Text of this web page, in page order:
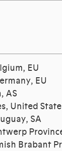
EU
EU
AS
United
SA
Brabant